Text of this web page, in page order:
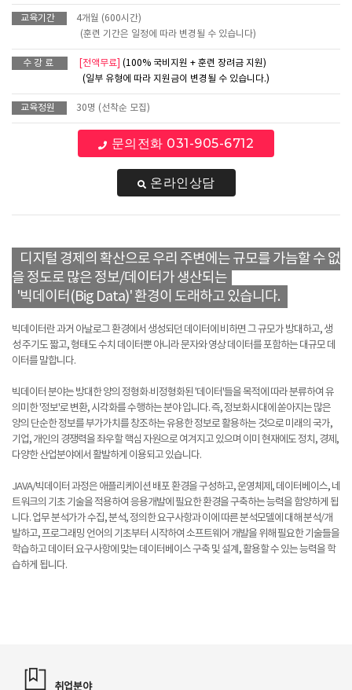
교육기간
4개월 (600시간)
(훈련 기간은 일정에 따라 변경될 수 있습니다)
수 강 료 [전액무료] (100% 국비지원 + 훈련 장려금 지원)
(일부 유형에 따라 지원금이 변경될 수 있습니다.)
교육정원 30명 (선착순 모집)
문의전화 031-905-6712
온라인상담
디지털 경제의 확산으로 우리 주변에는 규모를 가늠할 수 없
을 정도로 많은 정보/데이터가 생산되는
'빅데이터(Big Data)' 환경이 도래하고 있습니다.
빅데이터란 과거 아날로그 환경에서 생성되던 데이터에 비하면 그 규모가 방대하고, 생
성 주기도 짧고, 형태도 수치 데이터뿐 아니라 문자와 영상 데이터를 포함하는 대규모 데
이터를 말합니다.
빅데이터 분야는 방대한 양의 정형화·비정형화된 '데이터'들을 목적에 따라 분류하여 유
의미한 '정보'로 변환, 시각화를 수행하는 분야 입니다. 즉, 정보화시대에 쏟아지는 많은
양의 단순한 정보를 부가가치를 창조하는 유용한 정보로 활용하는 것으로 미래의 국가,
기업, 개인의 경쟁력을 좌우할 핵심 자원으로 여겨지고 있으며 이미 현재에도 정치, 경제,
다양한 산업분야에서 활발하게 이용되고 있습니다.
JAVA/빅데이터 과정은 애플리케이션 배포 환경을 구성하고, 운영체제, 데이터베이스, 네
트워크의 기초 기술을 적용하여 응용개발에 필요한 환경을 구축하는 능력을 함양하게 됩
니다. 업무 분석가가 수집, 분석, 정의한 요구사항과 이에 따른 분석모델에 대해 분석/개
발하고, 프로그래밍 언어의 기초부터 시작하여 소프트웨어 개발을 위해 필요한 기술들을
학습하고 데이터 요구사항에 맞는 데이터베이스 구축 및 설계, 활용할 수 있는 능력을 학
습하게 됩니다.
취업분야